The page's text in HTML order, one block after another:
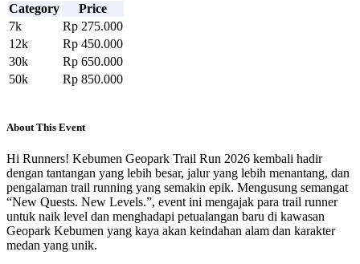
Category
Price
7k
Rp 275.000
12k
Rp 450.000
30k
Rp 650.000
50k
Rp 850.000
About This Event
Hi Runners! Kebumen Geopark Trail Run 2026 kembali hadir
dengan tantangan yang lebih besar, jalur yang lebih menantang, dan
pengalaman trail running yang semakin epik. Mengusung semangat
“New Quests. New Levels.”, event ini mengajak para trail runner
untuk naik level dan menghadapi petualangan baru di kawasan
Geopark Kebumen yang kaya akan keindahan alam dan karakter
medan yang unik.